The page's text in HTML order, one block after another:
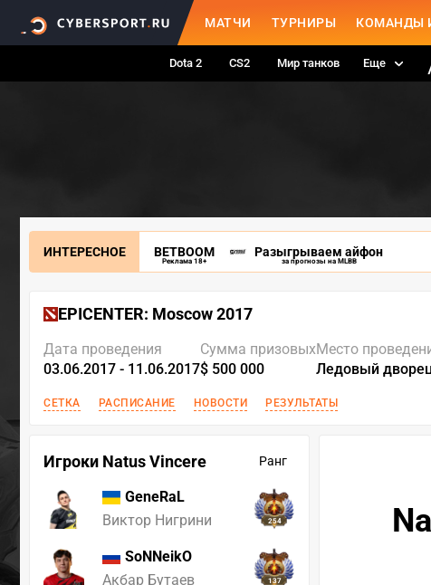
МАТЧИ ТУРНИРЫ КОМАНДЫ
Dota 2 CS2 Мир танков Еще
ИНТЕРЕСНОЕ BETBOOM
Реклама 18+
Разыгрываем айфон
за прогнозы на MLBB
EPICENTER: Moscow 2017
Дата проведения
03.06.2017 - 11.06.2017
Сумма призовых
$ 500 000
Место
Ледовый
СЕТКА РАСПИСАНИЕ НОВОСТИ РЕЗУЛЬТАТЫ
Игроки Natus Vincere Ранг
GeneRaL
Виктор Нигрини
254
SoNNeikO
Акбар Бутаев
137